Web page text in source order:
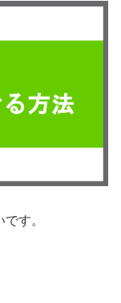
す。